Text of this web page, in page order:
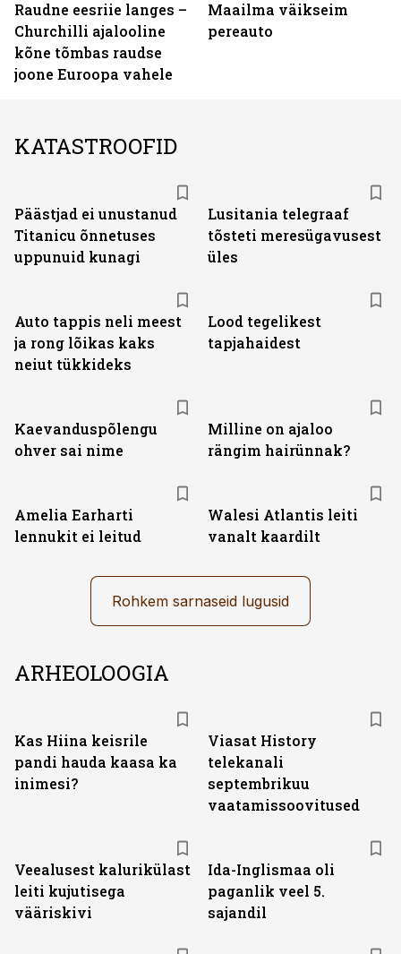
Raudne eesriie langes –
Churchilli ajalooline
kõne tõmbas raudse
joone Euroopa vahele
Maailma väikseim
pereauto
KATASTROOFID
Päästjad ei unustanud
Titanicu õnnetuses
uppunuid kunagi
Lusitania telegraaf
tõsteti meresügavusest
üles
Auto tappis neli meest
ja rong lõikas kaks
neiut tükkideks
Lood tegelikest
tapjahaidest
Kaevanduspõlengu
ohver sai nime
Milline on ajaloo
rängim hairünnak?
Amelia Earharti
lennukit ei leitud
Walesi Atlantis leiti
vanalt kaardilt
Rohkem sarnaseid lugusid
ARHEOLOOGIA
Kas Hiina keisrile
pandi hauda kaasa ka
inimesi?
Viasat History
telekanali
septembrikuu
vaatamissoovitused
Veealusest kalurikülast
leiti kujutisega
vääriskivi
Ida-Inglismaa oli
paganlik veel 5.
sajandil